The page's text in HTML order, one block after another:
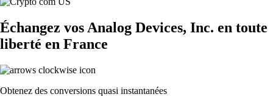
Échangez vos Analog Devices, Inc. en toute
liberté en France
Obtenez des conversions quasi instantanées